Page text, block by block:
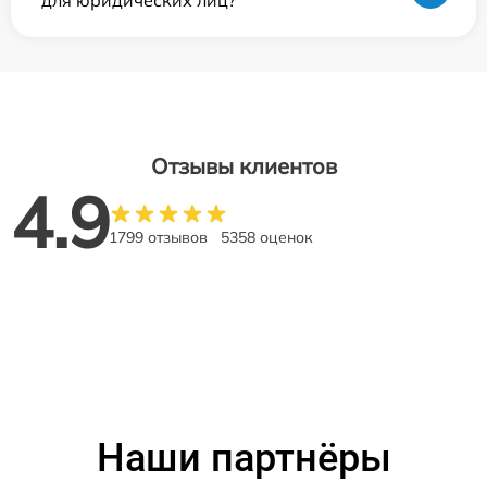
Отзывы клиентов
4.91799 отзывов 5358 оценок
Наши партнёры